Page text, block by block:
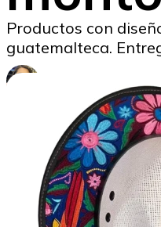
Marysabel Aldana
29/09/2025
Productos con
guatemalteca.